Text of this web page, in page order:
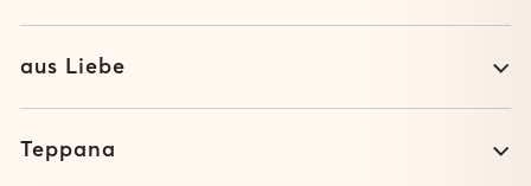
aus Liebe
Teppana